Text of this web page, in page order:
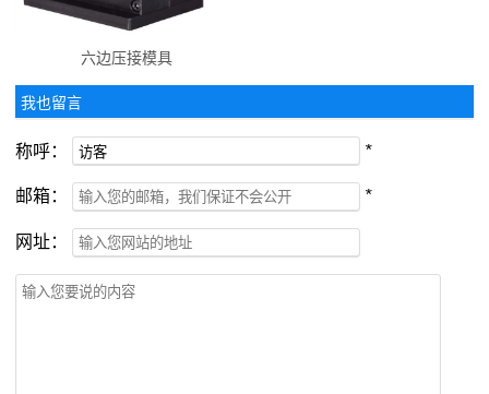
六边压接模具
我也留言
称呼： *
邮箱： *
网址：